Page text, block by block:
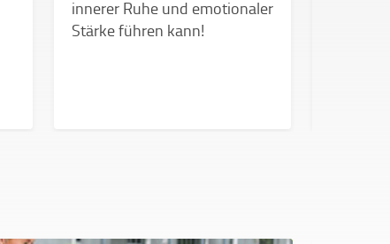
innerer Ruhe und emotionaler
Stärke führen kann!